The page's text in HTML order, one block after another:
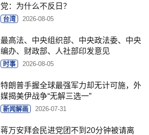
党：为什么不反日？
台湾 2026-08-05
最高法、中央组织部、中央政法委、中央
编办、财政部、人社部印发意见
时事 2026-08-05
特朗普手握全球最强军力却无计可施，外
媒揭美伊战争“无解三选一”
新闻解画 2026-07-31
蒋万安拜会民进党团不到20分钟被请离